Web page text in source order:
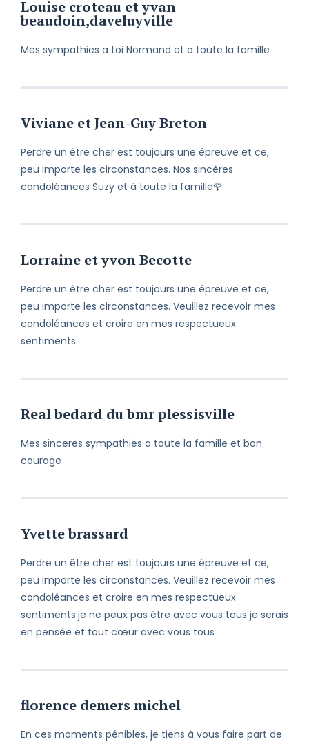
Perdre un être cher est toujours une
circonstances. Veuillez recevoir mes
Louise croteau et yvan
beaudoin,daveluyville
Mes sympathies a toi Normand et a toute la famille
Viviane et Jean-Guy Breton
Perdre un être cher est toujours une épreuve et ce,
peu importe les circonstances. Nos sincères
condoléances Suzy et à toute la famille🌹
Lorraine et yvon Becotte
Perdre un être cher est toujours une épreuve et ce,
peu importe les circonstances. Veuillez recevoir mes
condoléances et croire en mes respectueux
sentiments.
Real bedard du bmr plessisville
Mes sinceres sympathies a toute la famille et bon
courage
Yvette brassard
Perdre un être cher est toujours une épreuve et ce,
peu importe les circonstances. Veuillez recevoir mes
condoléances et croire en mes respectueux
sentiments.je ne peux pas être avec vous tous je serais
en pensée et tout cœur avec vous tous
florence demers michel
En ces moments pénibles, je tiens à vous faire part de